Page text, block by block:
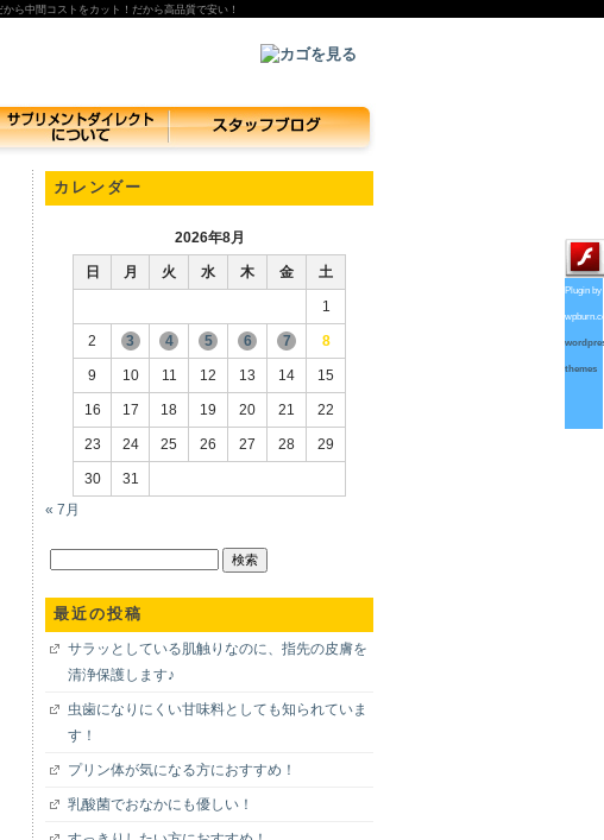
ら中間コストをカット！だから高品質で安い！
カレンダー
2026年8月
日 月 火 水 木 金 土
1
2 3 4 5 6 7 8
9 10 11 12 13 14 15
16 17 18 19 20 21 22
23 24 25 26 27 28 29
30
31
« 7月
最近の投稿
サラッとしている肌触りなのに、指先の皮膚を
清浄保護します♪
虫歯になりにくい甘味料としても知られていま
す！
プリン体が気になる方におすすめ！
乳酸菌でおなかにも優しい！
Plugin by
themes